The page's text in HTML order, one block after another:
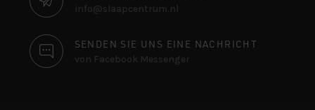
info@slaapcentrum.nl
SENDEN SIE UNS EINE NACHRICHT
von Facebook Messenger